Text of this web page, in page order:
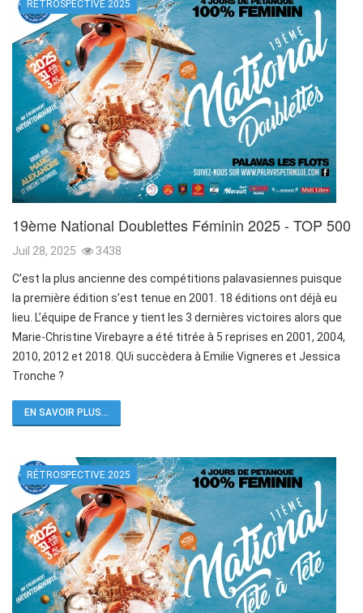
RÉTROSPECTIVE 2025
19ème National Doublettes Féminin 2025 - TOP 500
Juil 28, 2025 3438
C’est la plus ancienne des compétitions palavasiennes puisque
la première édition s’est tenue en 2001. 18 éditions ont déjà eu
lieu. L’équipe de France y tient les 3 dernières victoires alors que
Marie-Christine Virebayre a été titrée à 5 reprises en 2001, 2004,
2010, 2012 et 2018. QUi succèdera à Emilie Vigneres et Jessica
Tronche ?
EN SAVOIR PLUS...
RÉTROSPECTIVE 2025